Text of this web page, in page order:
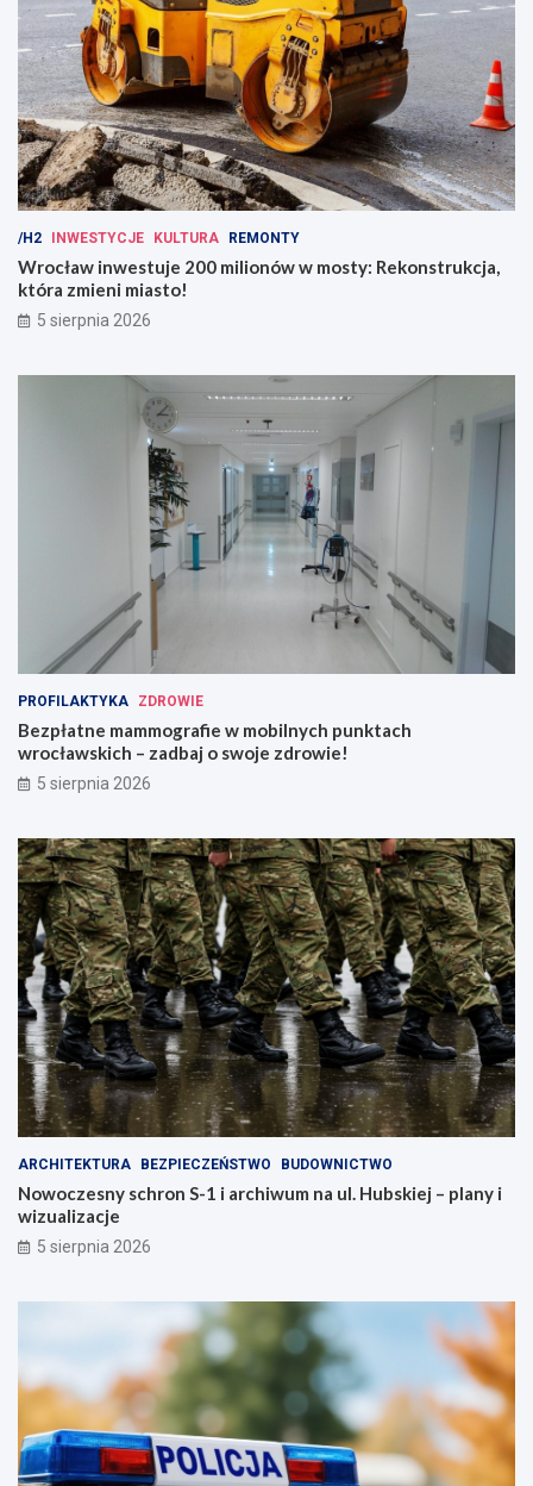
/H2 INWESTYCJE KULTURA REMONTY
Wrocław inwestuje 200 milionów w mosty: Rekonstrukcja,
która zmieni miasto!
5 sierpnia 2026
PROFILAKTYKA ZDROWIE
Bezpłatne mammografie w mobilnych punktach
wrocławskich – zadbaj o swoje zdrowie!
5 sierpnia 2026
ARCHITEKTURA BEZPIECZEŃSTWO BUDOWNICTWO
Nowoczesny schron S-1 i archiwum na ul. Hubskiej – plany i
wizualizacje
5 sierpnia 2026